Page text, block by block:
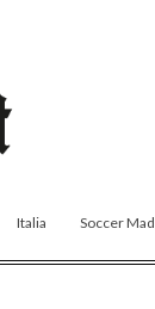
Italia Soccer